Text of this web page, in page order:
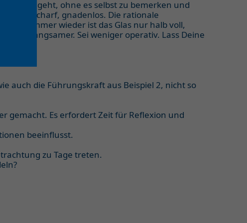
geht, ohne es selbst zu bemerken und
scharf, gnadenlos. Die rationale
Immer wieder ist das Glas nur halb voll,
langsamer. Sei weniger operativ. Lass Deine
auch die Führungskraft aus Beispiel 2, nicht so
gemacht. Es erfordert Zeit für Reflexion und
beeinflusst.
zu Tage treten.